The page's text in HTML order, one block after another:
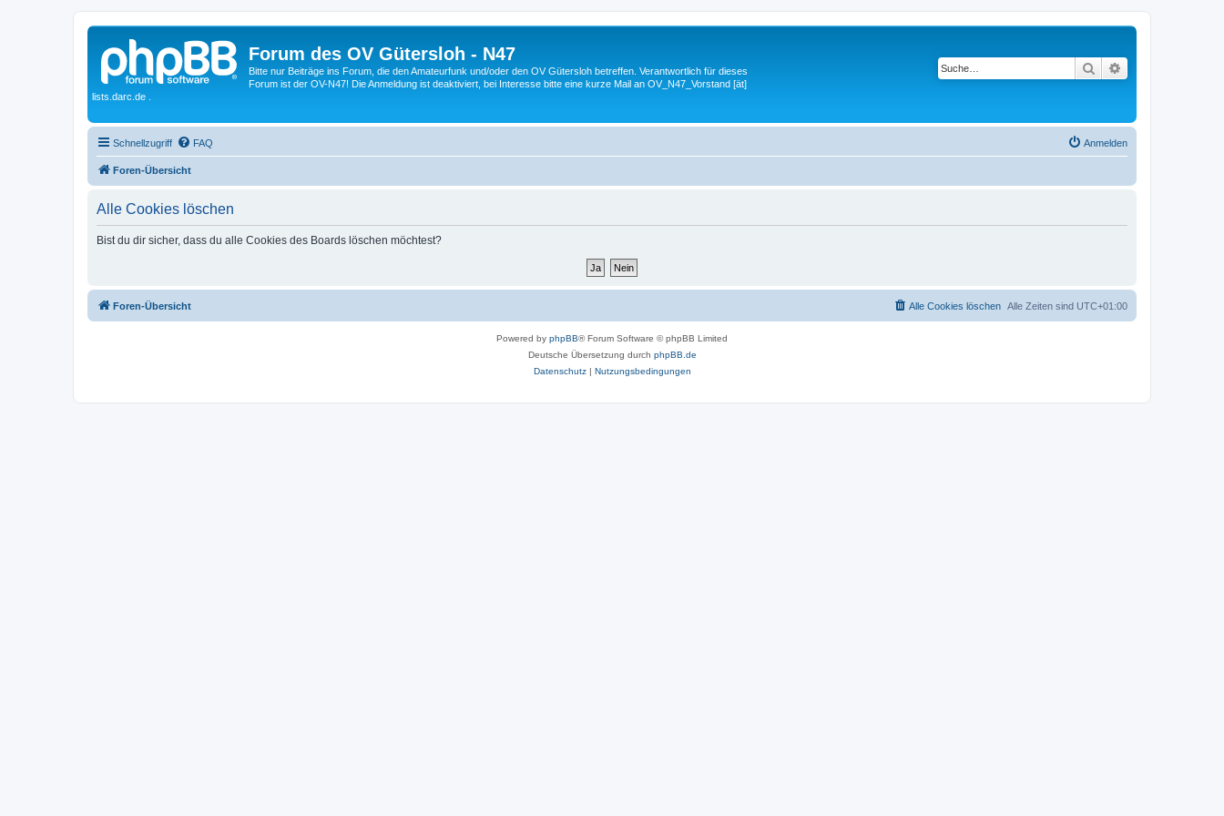
Forum des OV Gütersloh - N47
Bitte nur Beiträge ins Forum, die den Amateurfunk und/oder den OV Gütersloh betreffen. Verantwortlich für dieses
Forum ist der OV-N47! Die Anmeldung ist deaktiviert, bei Interesse bitte eine kurze Mail an OV_N47_Vorstand [ät]
lists.darc.de .
Suche
Schnellzugriff FAQ Anmelden
Foren-Übersicht
Alle Cookies löschen
Bist du dir sicher, dass du alle Cookies des Boards löschen möchtest?
Foren-Übersicht Alle Zeiten sind UTC+01:00
Alle Cookies löschen
Powered by phpBB® Forum Software © phpBB Limited
Deutsche Übersetzung durch phpBB.de
Datenschutz| Nutzungsbedingungen